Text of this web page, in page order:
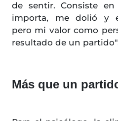
de sentir. Consiste
importa, me dolió y
pero mi valor como
resultado de un
Más que un